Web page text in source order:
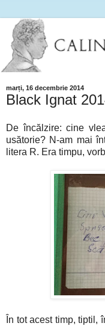
marți, 16 decembrie 2014
Black Ignat
De încălzire: cine
usătorie? N-am mai
litera R. Era timpu,
În tot acest timp, tiptil,